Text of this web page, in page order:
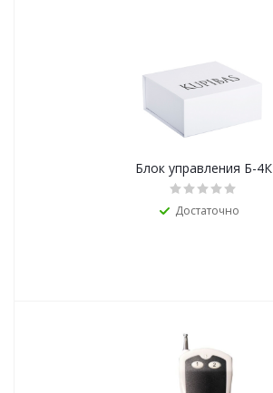
Блок управления Б-4К
Достаточно